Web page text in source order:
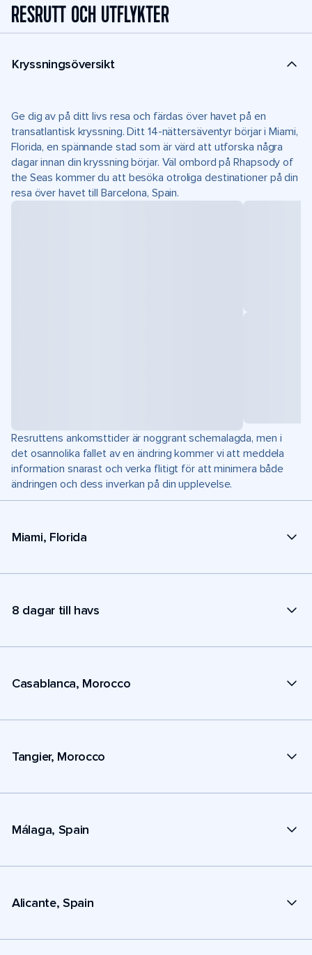
RESRUTT OCH UTFLYKTER
Kryssningsöversikt
Ge dig av på ditt livs resa och färdas över havet på en
transatlantisk kryssning. Ditt 14-nättersäventyr börjar i Miami,
Florida, en spännande stad som är värd att utforska några
dagar innan din kryssning börjar. Väl ombord på Rhapsody of
the Seas kommer du att besöka otroliga destinationer på din
resa över havet till Barcelona, Spain.
Resruttens ankomsttider är noggrant schemalagda, men i
det osannolika fallet av en ändring kommer vi att meddela
information snarast och verka flitigt för att minimera både
ändringen och dess inverkan på din upplevelse.
Miami, Florida
8 dagar till havs
Casablanca, Morocco
Tangier, Morocco
Málaga, Spain
Alicante, Spain